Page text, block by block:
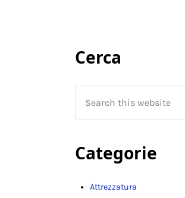
Cerca
Categorie
Attrezzatura